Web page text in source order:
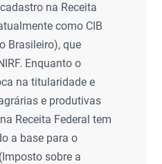
na Receita
como CIB
Brasileiro), que
Enquanto o
na titularidade e
e produtivas
Receita Federal tem
a base para o
sobre a